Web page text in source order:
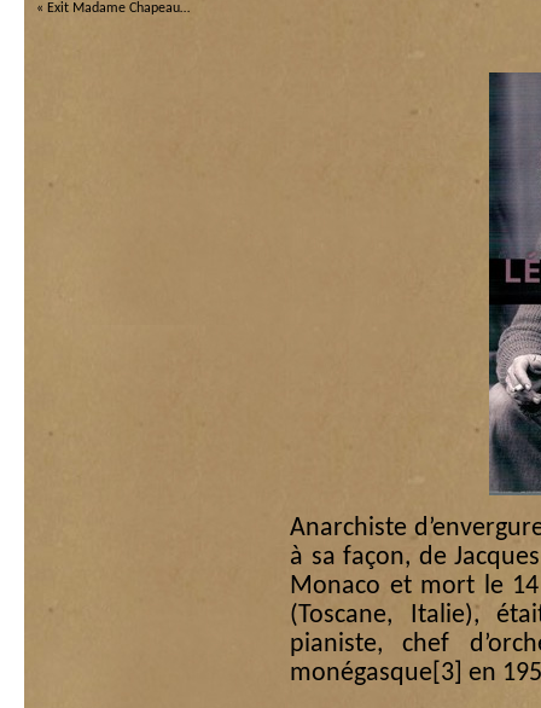
« Exit Madame Chapeau…
Anarchiste
à sa façon, de
Monaco et mort le
(Toscane, Italie),
pianiste, chef
monégasque [3] en